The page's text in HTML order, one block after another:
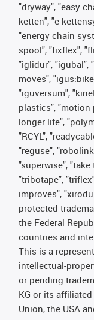
"dryway", "easy
ketten", "e-
"energy chain
spool", "fixflex",
"iglidur", "igubal",
moves",
"iguversum",
plastics", "motion
longer life",
"RCYL",
"reguse",
"superwise",
"tribotape",
improves",
protected
the Federal
countries and
This is a
intellectual-
or pending
KG or its
Union, the USA